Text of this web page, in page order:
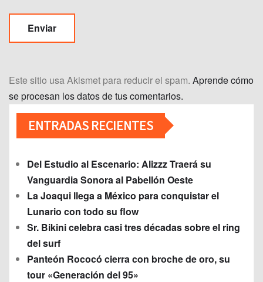
Este sitio usa Akismet para reducir el spam. Aprende cómo
se procesan los datos de tus comentarios.
ENTRADAS RECIENTES
Del Estudio al Escenario: Alizzz Traerá su
Vanguardia Sonora al Pabellón Oeste
La Joaqui llega a México para conquistar el
Lunario con todo su flow
Sr. Bikini celebra casi tres décadas sobre el ring
del surf
Panteón Rococó cierra con broche de oro, su
tour «Generación del 95»